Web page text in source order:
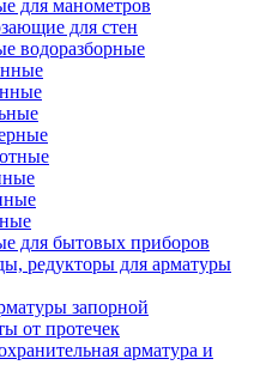
для манометров
для стен
водоразборные
для бытовых приборов
редукторы для арматуры
запорной
от протечек
арматура и